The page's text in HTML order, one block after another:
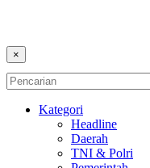
×
Kategori
Headline
Daerah
TNI & Polri